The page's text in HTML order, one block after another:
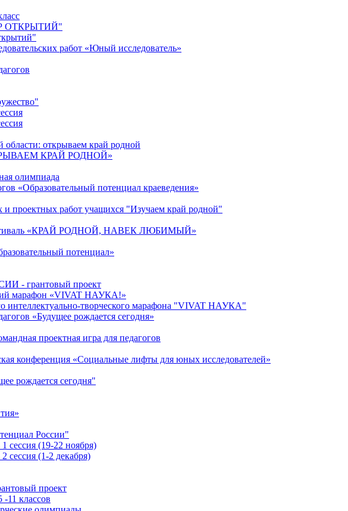
ОТКРЫТИЙ"
работ «Юный исследователь»
области: открываем край родной
КРАЙ РОДНОЙ»
олимпиада
«Образовательный потенциал краеведения»
и проектных работ учащихся "Изучаем край родной"
«КРАЙ РОДНОЙ, НАВЕК ЛЮБИМЫЙ»
потенциал»
грантовый проект
марафон «VIVAT НАУКА!»
интеллектуально-творческого марафона "VIVAT НАУКА"
«Будущее рождается сегодня»
проектная игра для педагогов
конференция «Cоциальные лифты для юных исследователей»
рождается сегодня"
России"
сессия (19-22 ноября)
сессия (1-2 декабря)
проект
11 классов